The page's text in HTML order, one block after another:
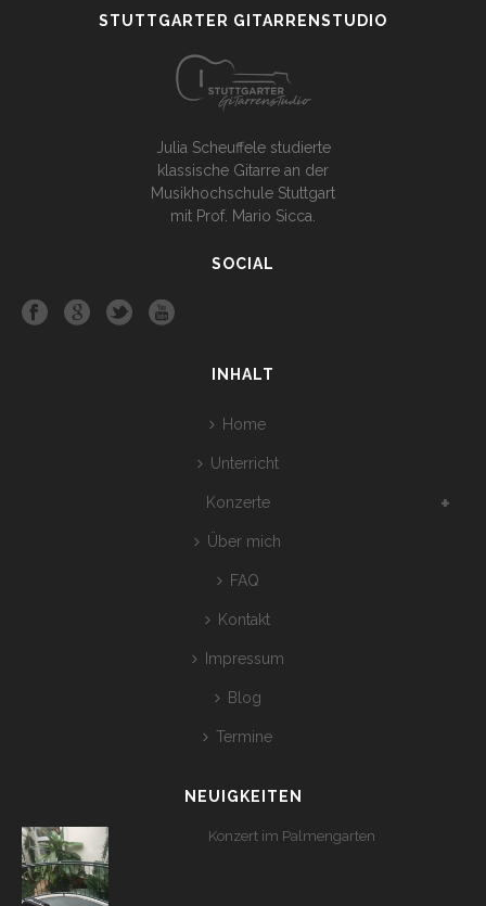
STUTTGARTER GITARRENSTUDIO
Julia Scheuffele studierte
klassische Gitarre an der
Musikhochschule Stuttgart
mit Prof. Mario Sicca.
SOCIAL
INHALT
Home
Unterricht
Konzerte
Über mich
FAQ
Kontakt
Impressum
Blog
Termine
NEUIGKEITEN
Konzert im Palmengarten